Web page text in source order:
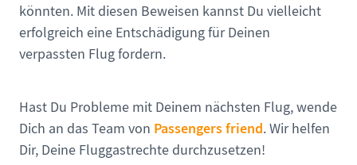
könnten. Mit diesen Beweisen kannst Du vielleicht
erfolgreich eine Entschädigung für Deinen
verpassten Flug fordern.
Hast Du Probleme mit Deinem nächsten Flug, wende
Dich an das Team von Passengers friend. Wir helfen
Dir, Deine Fluggastrechte durchzusetzen!